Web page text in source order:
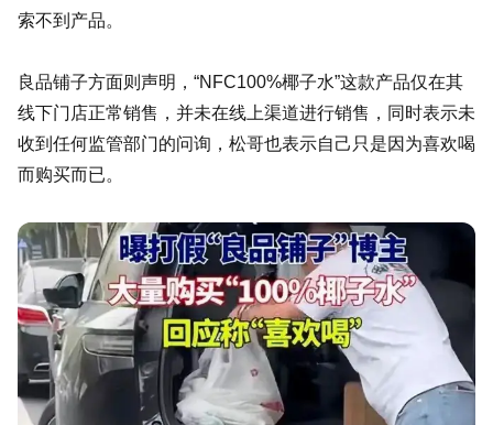
索不到产品。
良品铺子方面则声明，“NFC100%椰子水”这款产品仅在其
线下门店正常销售，并未在线上渠道进行销售，同时表示未
收到任何监管部门的问询，松哥也表示自己只是因为喜欢喝
而购买而已。